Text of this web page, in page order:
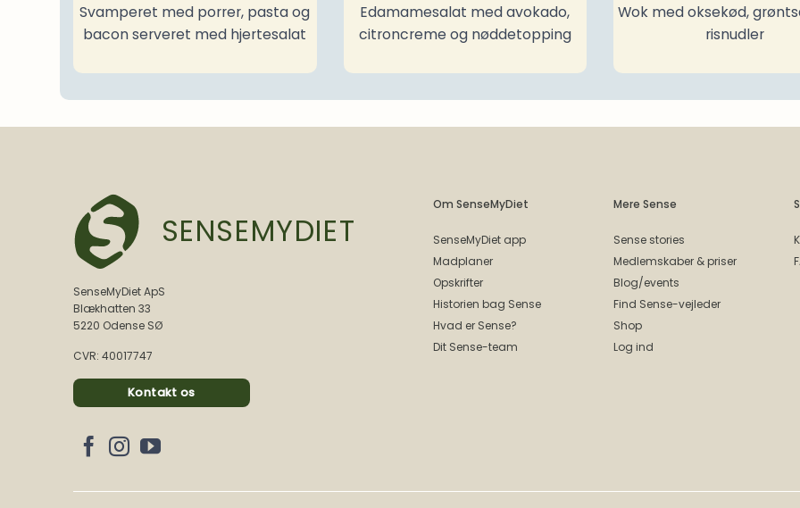
Svamperet med porrer, pasta og
bacon serveret med hjertesalat
Edamamesalat med avokado,
citroncreme og nøddetopping
Wok med oksekød,
risnudler
SENSEMYDIET
SenseMyDiet ApS
Blækhatten 33
5220 Odense SØ
CVR: 40017747
Kontakt os
Om SenseMyDiet
SenseMyDiet app
Madplaner
Opskrifter
Historien bag Sense
Hvad er Sense?
Dit Sense-team
Mere Sense
Sense stories
Medlemskaber & priser
Blog/events
Find Sense-vejleder
Shop
Log ind